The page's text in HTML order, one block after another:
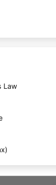
Law